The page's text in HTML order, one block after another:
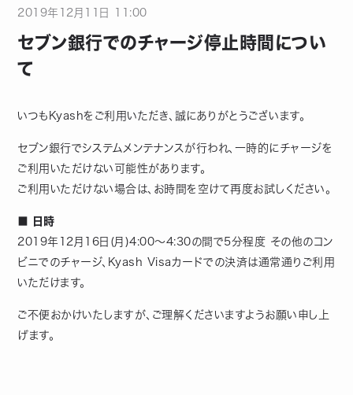
2019年 12 月 日 11:00
セブン銀行でのチャージ停止時間につい
て
いつもKyashをご利用いただき、誠にありがとうございます。
セブン銀行でシステムメンテナンスが行われ、一時的にチャージを
ご利用いただけない可能性があります。
ご利用いただけない場合は、お時間を空けて再度お試しください。
■ 日時
2019年12月16日(月)4:00～4:30の間で5分程度 その他のコン
ビニでのチャージ、Kyash Visaカードでの決済は通常通りご利用
いただけます。
ご不便おかけいたしますが、ご理解くださいますようお願い申し上
げます。